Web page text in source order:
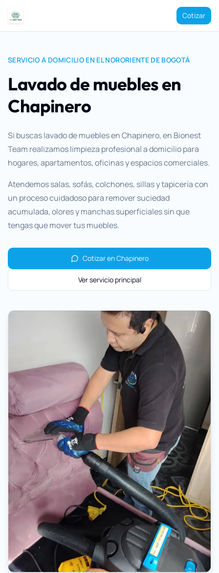
Cotizar
SERVICIO A DOMICILIO EN EL NORORIENTE DE BOGOTÁ
Lavado de muebles en
Chapinero
Si buscas lavado de muebles en Chapinero, en Bionest
Team realizamos limpieza profesional a domicilio para
hogares, apartamentos, oficinas y espacios comerciales.
Atendemos salas, sofás, colchones, sillas y tapicería con
un proceso cuidadoso para remover suciedad
acumulada, olores y manchas superficiales sin que
tengas que mover tus muebles.
Cotizar enChapinero
Ver servicio principal